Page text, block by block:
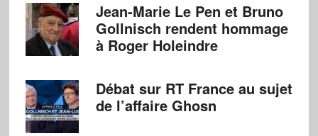
Jean-Marie Le Pen et Bruno
Gollnisch rendent hommage
à Roger Holeindre
Débat sur RT France au sujet
de l’affaire Ghosn